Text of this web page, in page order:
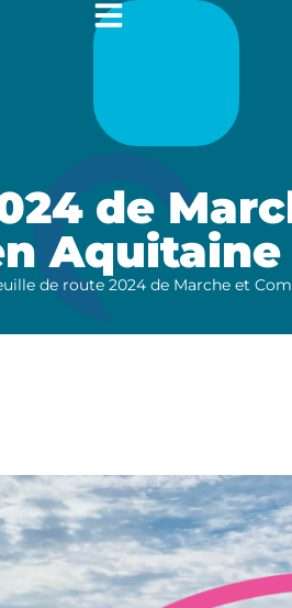
de
Aquitaine
de route 2024 de Marche et